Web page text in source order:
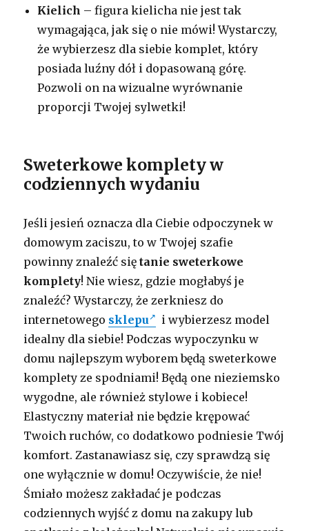
Kielich – figura kielicha nie jest tak
wymagająca, jak się o nie mówi! Wystarczy,
że wybierzesz dla siebie komplet, który
posiada luźny dół i dopasowaną górę.
Pozwoli on na wizualne wyrównanie
proporcji Twojej sylwetki!
Sweterkowe komplety w
codziennych wydaniu
Jeśli jesień oznacza dla Ciebie odpoczynek w
domowym zaciszu, to w Twojej szafie
powinny znaleźć siętanie sweterkowe
komplety! Nie wiesz, gdzie mogłabyś je
znaleźć? Wystarczy, że zerkniesz do
internetowego sklepu
i wybierzesz model
idealny dla siebie! Podczas wypoczynku w
domu najlepszym wyborem będą sweterkowe
komplety ze spodniami! Będą one nieziemsko
wygodne, ale również stylowe i kobiece!
Elastyczny materiał nie będzie krępować
Twoich ruchów, co dodatkowo podniesie Twój
komfort. Zastanawiasz się, czy sprawdzą się
one wyłącznie w domu! Oczywiście, że nie!
Śmiało możesz zakładać je podczas
codziennych wyjść z domu na zakupy lub